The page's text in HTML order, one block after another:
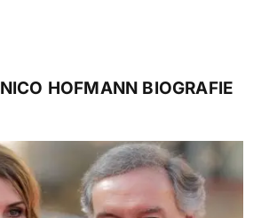
NICO HOFMANN BIOGRAFIE